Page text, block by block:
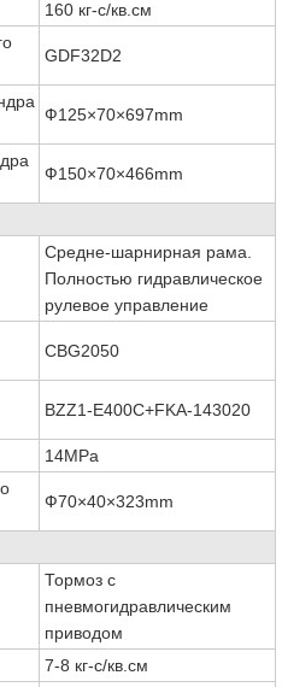
160 кг-с/кв.см
GDF32D2
Ф125×70×697mm
Ф150×70×466mm
Средне-шарнирная рама.
Полностью гидравлическое
рулевое управление
CBG2050
BZZ1-E400C+FKA-143020
14MPa
Ф70×40×323mm
Тормоз с
пневмогидравлическим
приводом
7-8 кг-с/кв.см